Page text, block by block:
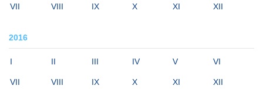
VII VIII IX X XI XII
2016
I II III IV V VI
VII VIII IX X XI XII